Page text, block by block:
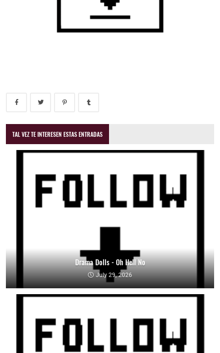
TAL VEZ TE INTERESEN ESTAS ENTRADAS
Drama Dolls - Oh Hell No
July 29, 2026